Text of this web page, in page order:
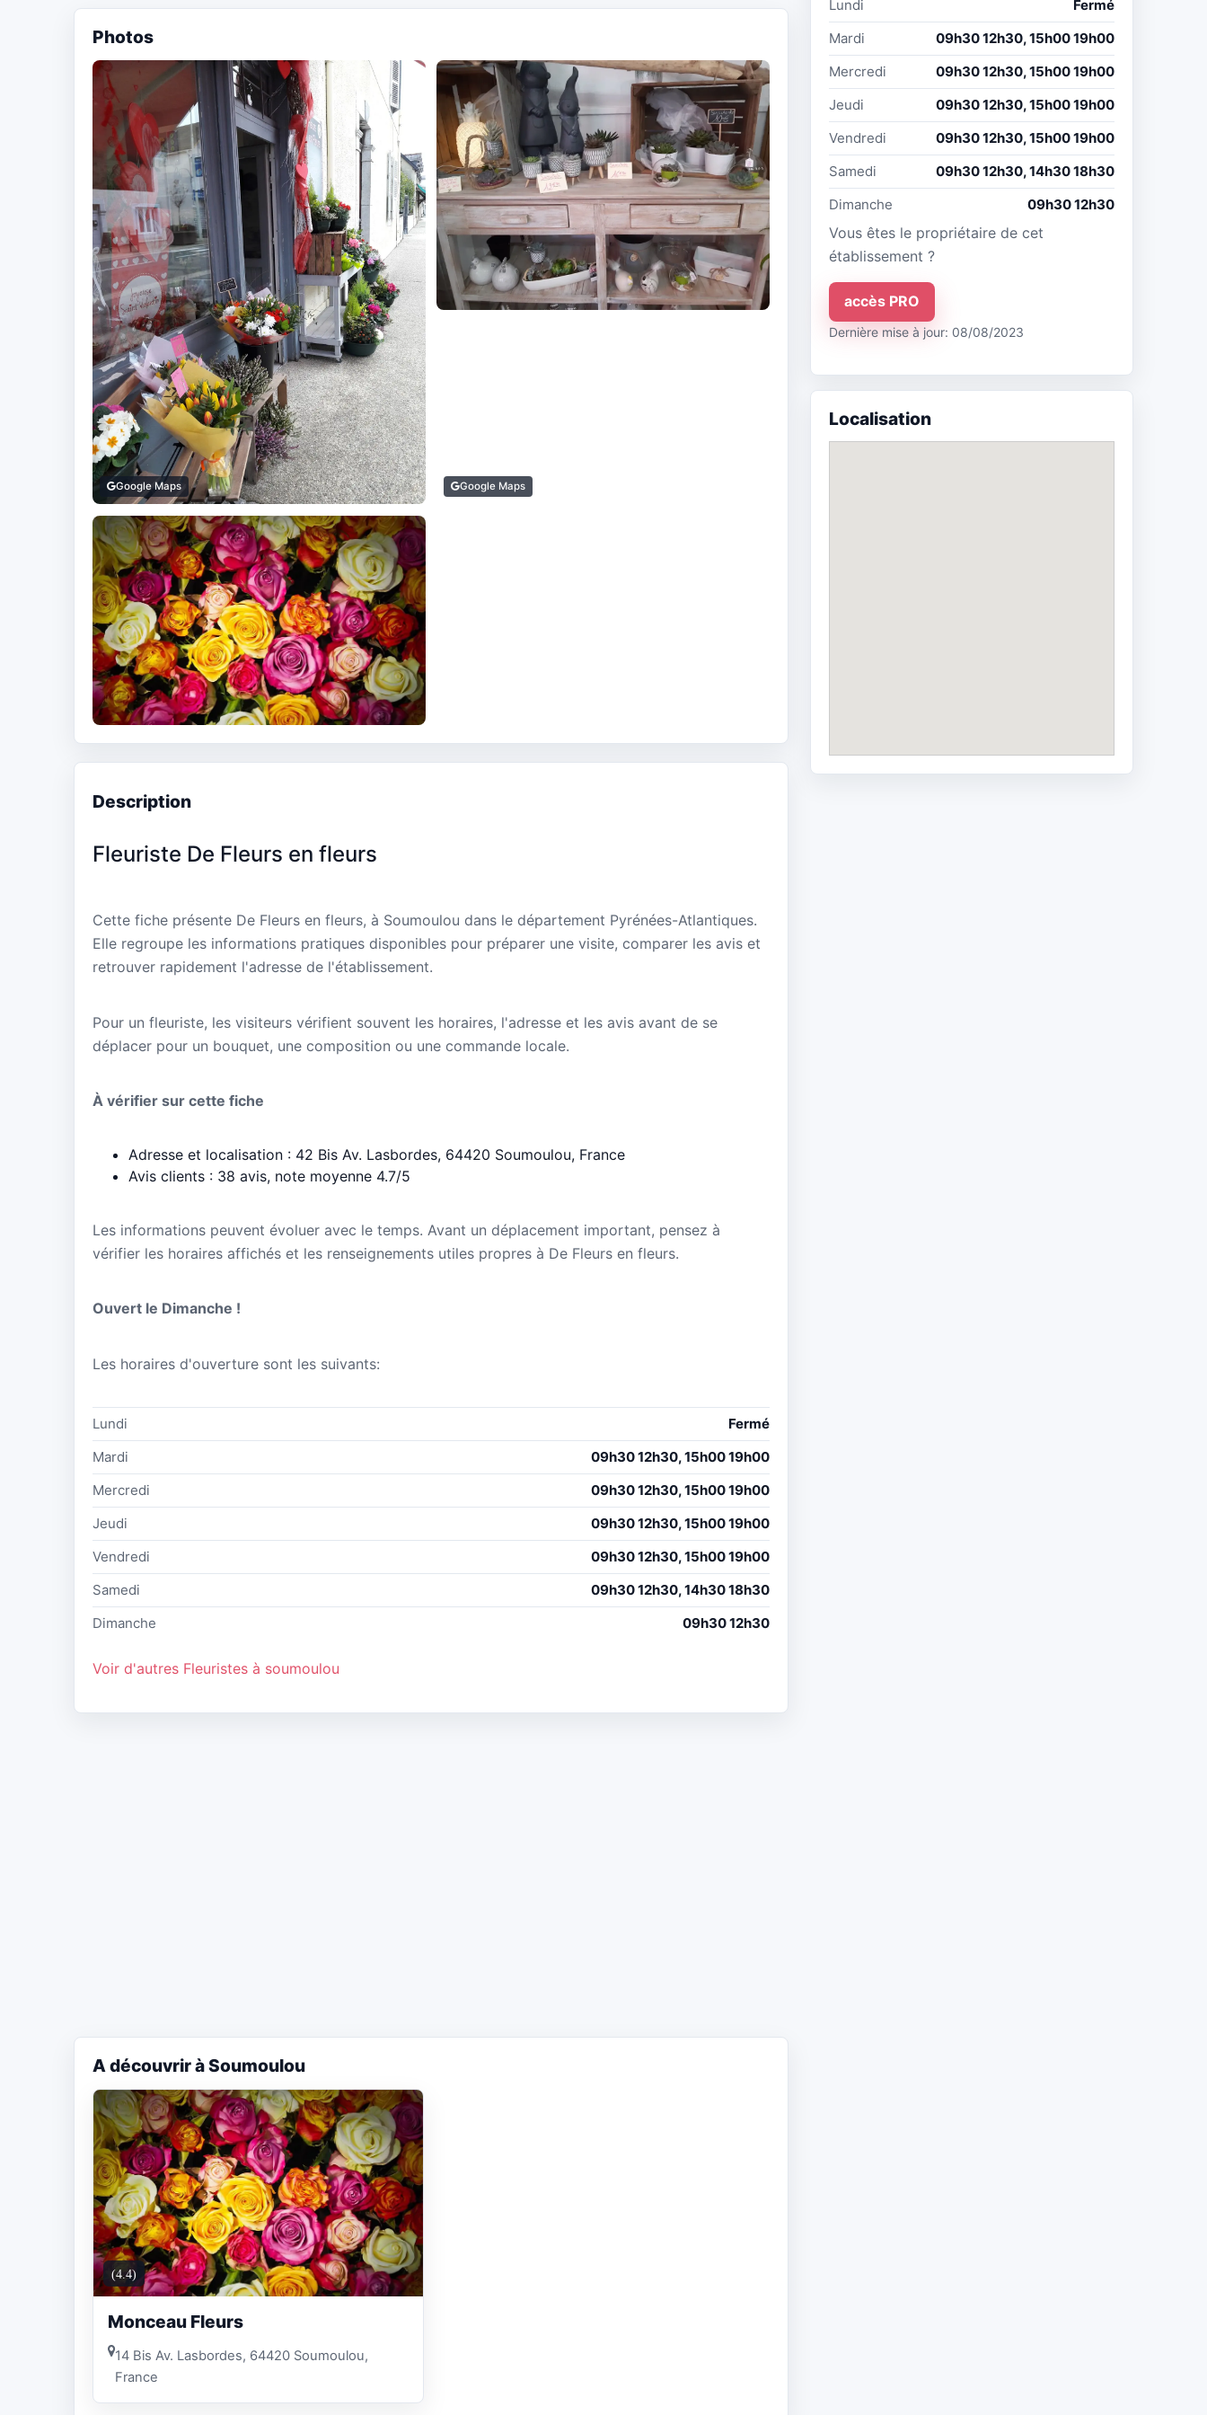
Photos
Google Maps Google Maps
Description
Fleuriste De Fleurs en fleurs
Cette fiche présente De Fleurs en fleurs, à Soumoulou dans le département Pyrénées-Atlantiques.
Elle regroupe les informations pratiques disponibles pour préparer une visite, comparer les avis et
retrouver rapidement l'adresse de l'établissement.
Pour un fleuriste, les visiteurs vérifient souvent les horaires, l'adresse et les avis avant de se
déplacer pour un bouquet, une composition ou une commande locale.
À vérifier sur cette fiche
Adresse et localisation : 42 Bis Av. Lasbordes, 64420 Soumoulou, France
Avis clients : 38 avis, note moyenne 4.7/5
Les informations peuvent évoluer avec le temps. Avant un déplacement important, pensez à
vérifier les horaires affichés et les renseignements utiles propres à De Fleurs en fleurs.
Ouvert le Dimanche !
Les horaires d'ouverture sont les suivants:
Lundi
Fermé
Mardi
09h30 12h30, 15h00 19h00
Mercredi
09h30 12h30, 15h00 19h00
Jeudi
09h30 12h30, 15h00 19h00
Vendredi
09h30 12h30, 15h00 19h00
Samedi
09h30 12h30, 14h30 18h30
Dimanche
09h30 12h30
Voir d'autres Fleuristes à soumoulou
A découvrir à Soumoulou
(4.4)
Monceau Fleurs
14 Bis Av. Lasbordes, 64420 Soumoulou,
France
Lundi
Fermé
Mardi
09h30 12h30, 15h00 19h00
Mercredi
09h30 12h30, 15h00 19h00
Jeudi
09h30 12h30, 15h00 19h00
Vendredi
09h30 12h30, 15h00 19h00
Samedi
09h30 12h30, 14h30 18h30
Dimanche
09h30 12h30
Vous êtes le propriétaire de cet
établissement ?
accès PRO
Dernière mise à jour: 08/08/2023
Localisation